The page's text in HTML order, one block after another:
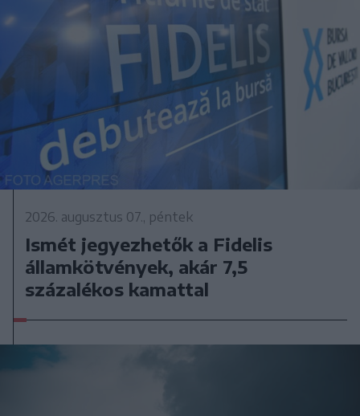
2026. augusztus 07., péntek
Ismét jegyezhetők a Fidelis
államkötvények, akár 7,5
százalékos kamattal